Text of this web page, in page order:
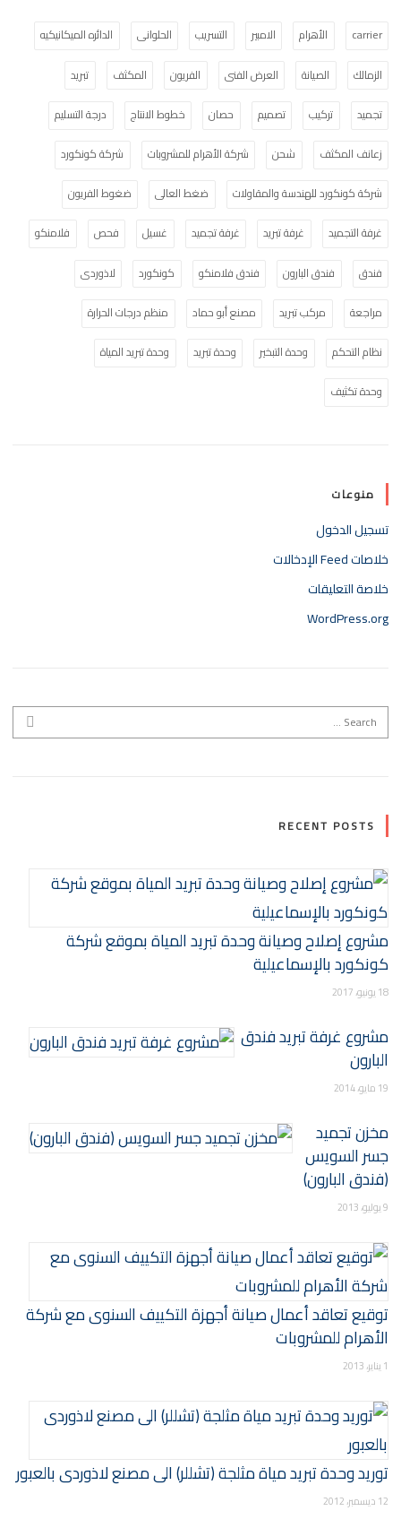
carrier الأهرام الامبير التسريب الحلوانى
الدائره الميكانيكيه
الزمالك
الصيانة العرض الفنى الفريون المكثف
تبريد
تجميد
تركيب تصميم حصان خطوط الانتاج
درجة التسليم
زعانف المكثف
شحن شركة الأهرام للمشروبات
شركة كونكورد
شركة كونكورد للهندسة والمقاولات
ضغط العالى
ضغوط الفريون
غرفة التجميد
غرفة تبريد غرفة تجميد غسيل فحص
فلامنكو
فندق
فندق البارون فندق فلامنكو كونكورد
لاذوردى
مراجعة
مركب تبريد مصنع أبو حماد
منظم درجات الحرارة
نظام التحكم
وحدة التبخير وحدة تبريد
وحدة تبريد المياة
وحدة تكثيف
منوعات
تسجيل الدخول
خلاصات Feed الإدخالات
خلاصة التعليقات
WordPress.org
Search for:
RECENT POSTS
مشروع إصلاح وصيانة وحدة تبريد المياة بموقع شركة
كونكورد بالإسماعيلية
18 يونيو، 2017
مشروع غرفة تبريد فندق
البارون
19 مايو، 2014
مخزن تجميد
جسر السويس
(فندق البارون)
9 يوليو، 2013
توقيع تعاقد أعمال صيانة أجهزة التكييف السنوى مع شركة
الأهرام للمشروبات
1 يناير، 2013
توريد وحدة تبريد مياة مثلجة (تشللر) الى مصنع لاذوردى بالعبور
12 ديسمبر، 2012